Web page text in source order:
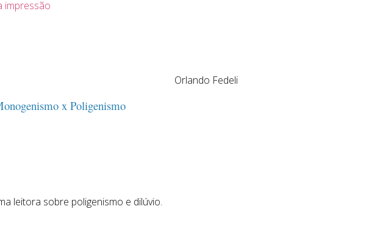
impressão
Orlando Fedeli
x Poligenismo
leitora sobre poligenismo e dilúvio.